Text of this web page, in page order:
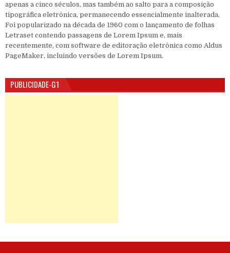
apenas a cinco séculos, mas também ao salto para a composição
tipográfica eletrônica, permanecendo essencialmente inalterada.
Foi popularizado na década de 1960 com o lançamento de folhas
Letraset contendo passagens de Lorem Ipsum e, mais
recentemente, com software de editoração eletrônica como Aldus
PageMaker, incluindo versões de Lorem Ipsum.
PUBLICIDADE-G1